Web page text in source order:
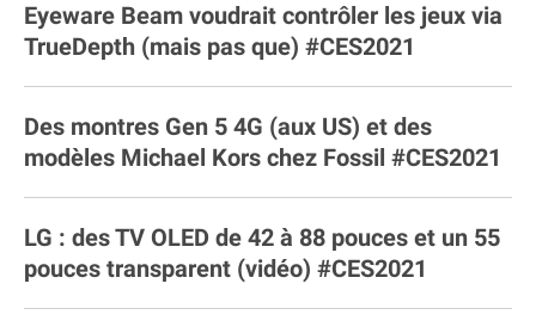
Eyeware Beam voudrait contrôler les jeux via
TrueDepth (mais pas que) #CES2021
Des montres Gen 5 4G (aux US) et des
modèles Michael Kors chez Fossil #CES2021
LG : des TV OLED de 42 à 88 pouces et un 55
pouces transparent (vidéo) #CES2021